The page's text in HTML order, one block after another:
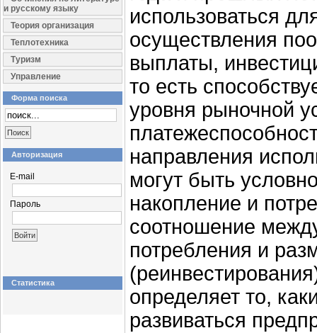
и русскому языку
Теория организация
Теплотехника
Туризм
Управление
Форма поиска
Авторизация
E-mail
Пароль
Статистика
использоваться
осуществления
выплаты,
то есть
уровня рыночной
направления
могут быть
накопление и
соотношение
потребления и
определяет то,
развиваться